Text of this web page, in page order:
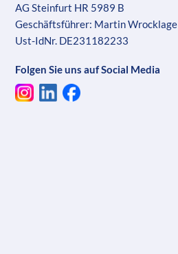
AG Steinfurt HR 5989 B
Geschäftsführer: Martin Wrocklage
Ust-IdNr. DE231182233
Folgen Sie uns auf Social Media